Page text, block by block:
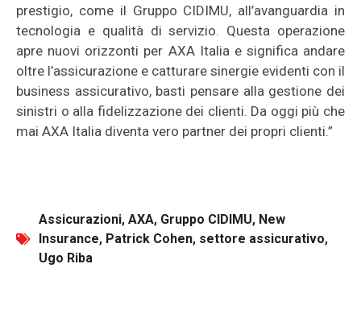
prestigio, come il Gruppo CIDIMU, all’avanguardia in
tecnologia e qualità di servizio. Questa operazione
apre nuovi orizzonti per AXA Italia e significa andare
oltre l’assicurazione e catturare sinergie evidenti con il
business assicurativo, basti pensare alla gestione dei
sinistri o alla fidelizzazione dei clienti. Da oggi più che
mai AXA Italia diventa vero partner dei propri clienti.”
Assicurazioni, AXA, Gruppo CIDIMU, New
Insurance, Patrick Cohen, settore assicurativo,
Ugo Riba